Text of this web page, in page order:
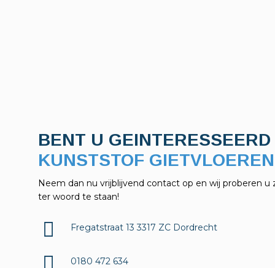
BENT U GEINTERESSEERD
KELDERAFDICHTINGEN?
Neem dan nu vrijblijvend contact op en wij proberen u
ter woord te staan!
Fregatstraat 13 3317 ZC Dordrecht
0180 472 634